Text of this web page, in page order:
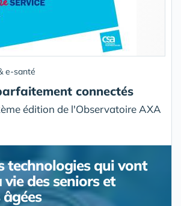
e-santé
connectés
édition de l'Observatoire AXA
technologies qui vont
des seniors et